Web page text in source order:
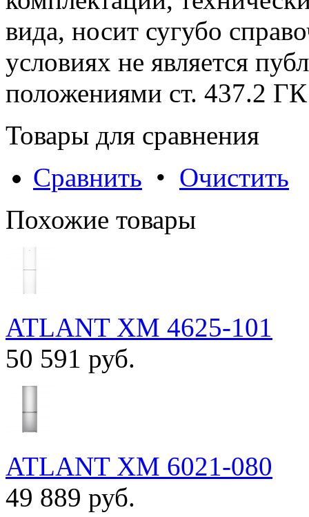
вида, носит сугубо
условиях не является
положениями cт. 437.2
Товары для сравнения
Сравнить • Очистить
Похожие товары
ATLANT ХМ 4625-101
50 591 руб.
ATLANT ХМ 6021-080
49 889 руб.